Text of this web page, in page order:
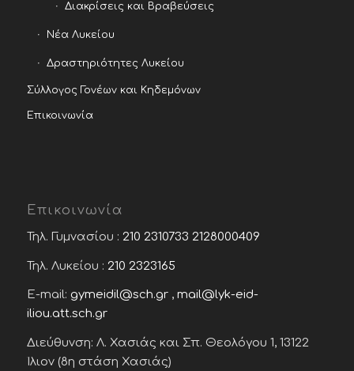
Διακρίσεις και Βραβεύσεις
Νέα Λυκείου
Δραστηριότητες Λυκείου
Σύλλογος Γονέων και Κηδεμόνων
Επικοινωνία
Επικοινωνία
Τηλ. Γυμνασίου : 210 2310733 2128000409
Τηλ. Λυκείου : 210 2323165
E-mail: gymeidil@sch.gr, mail@lyk-eid-
iliou.att.sch.gr
Διεύθυνση: Λ. Χασιάς και Σπ. Θεολόγου 1, 13122
Ίλιον (8η στάση Χασιάς)